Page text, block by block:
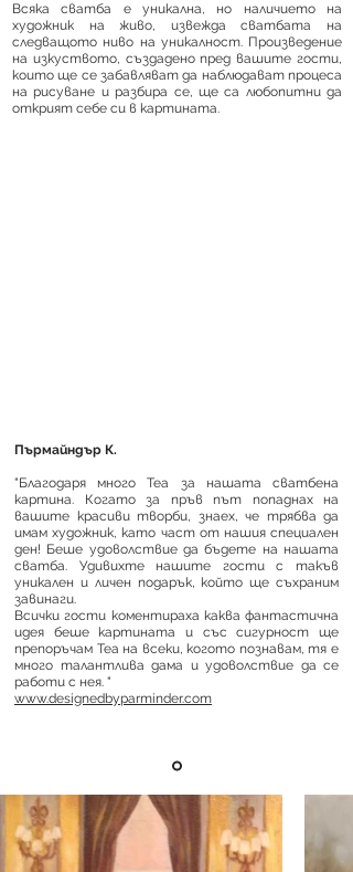
Всяка сватба е уникална, но наличието на
художник на живо, извежда сватбата на
следващото ниво на уникалност. Произведение
на изкуството, създадено пред вашите гости,
които ще се забавляват да наблюдават процеса
на рисуване и разбира се, ще са любопитни да
открият себе си в картината.
Пърмайндър К.
"Благодаря много Теа за нашата сватбена
картина. Когато за пръв път попаднах на
вашите красиви творби, знаех, че трябва да
имам художник, като част от нашия специален
ден! Беше удоволствие да бъдете на нашата
сватба. Удивихте нашите гости с такъв
уникален и личен подарък, който ще съхраним
завинаги.
Всички гости коментираха каква фантастична
идея беше картината и със сигурност ще
препоръчам Теа на всеки, когото познавам, тя е
много талантлива дама и удоволствие да се
работи с нея. "
www.designedbyparminder.com